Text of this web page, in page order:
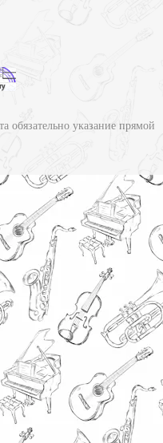
обязательно указание прямой